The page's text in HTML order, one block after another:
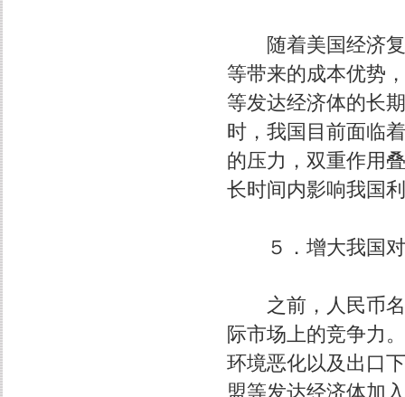
随着美国经济复
等带来的成本优势
等发达经济体的长
时，我国目前面临
的压力，双重作用
长时间内影响我国
５．增大我国对
之前，人民币名
际市场上的竞争力
环境恶化以及出口
盟等发达经济体加